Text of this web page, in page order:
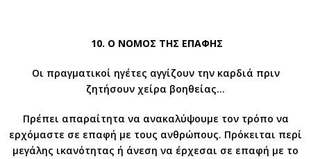
10. Ο ΝΟΜΟΣ ΤΗΣ ΕΠΑΦΗΣ
Οι πραγματικοί ηγέτες αγγίζουν την καρδιά πριν
ζητήσουν χείρα βοηθείας…
Πρέπει απαραίτητα να ανακαλύψουμε τον τρόπο να
ερχόμαστε σε επαφή με τους ανθρώπους. Πρόκειται περί
μεγάλης ικανότητας ή άνεση να έρχεσαι σε επαφή με το